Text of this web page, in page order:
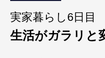
実家暮らし6日目
生活がガラリと